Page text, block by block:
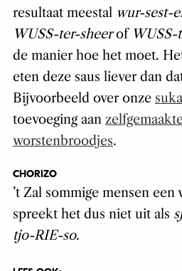
resultaat meestal wur-sest-
WUSS-ter-sheerof
de manier hoe het moet.
eten deze saus liever dan
Bijvoorbeeld over onze
toevoeging aan
worstenbroodjes.
CHORIZO
’t Zal sommige mensen
spreekt het dus niet uit als
tjo-RIE-so.